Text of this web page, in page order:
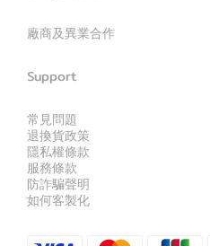
廠商及異業合作
Support
常見問題
退換貨政策
隱私權條款
服務條款
防詐騙聲明
如何客製化